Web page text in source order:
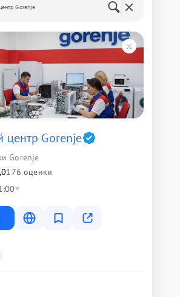
Gorenje
центр Gorenje
Gorenje
176 оценки